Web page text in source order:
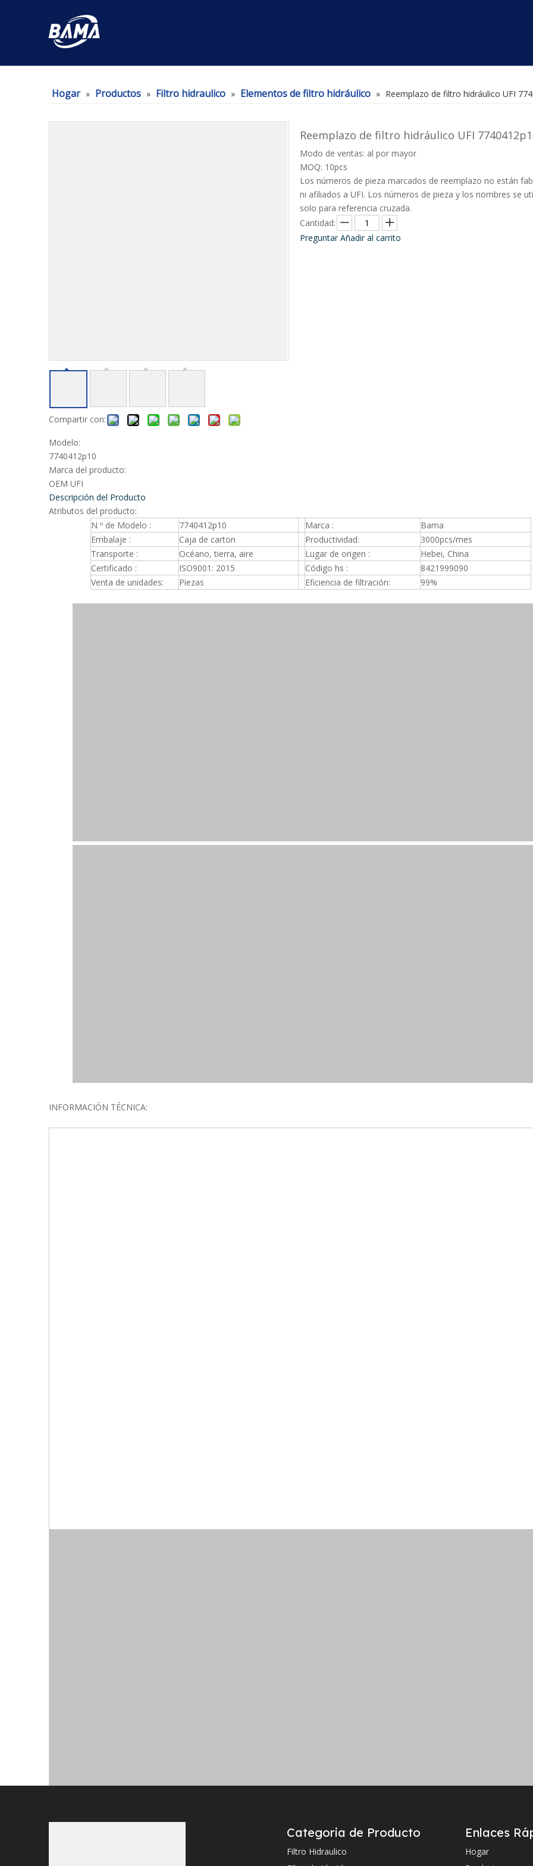
Hogar » Productos » Filtro hidraulico » Elementos de filtro hidráulico » Reemplazo de filtro hidráulico UFI
Compartir con:
Reemplazo de filtro hidráulico UFI
Modo de ventas: al por mayor
MOQ: 10pcs
Los números de pieza marcados de reemplazo no están
ni afiliados a UFI. Los números de pieza y los nombres se
solo para referencia cruzada.
Cantidad:
Preguntar Añadir al carrito
Modelo:
7740412p10
Marca del producto:
OEM UFI
Descripción del Producto
Atributos del producto:
N º de Modelo :
7740412p10 Marca :
Bama
Embalaje :
Caja de carton Productividad:
3000pcs/mes
Transporte :
Océano, tierra, aire Lugar de origen :
Hebei, China
Certificado :
ISO9001: 2015 Código hs :
8421999090
Venta de unidades:
Piezas Eficiencia de filtración: 99%
INFORMACIÓN TÉCNICA:
Categoria de Producto
Filtro Hidraulico
Enlaces
Hogar